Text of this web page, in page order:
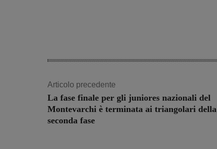
Articolo precedente
La fase finale per gli juniores nazionali del
Montevarchi è terminata ai triangolari della
seconda fase